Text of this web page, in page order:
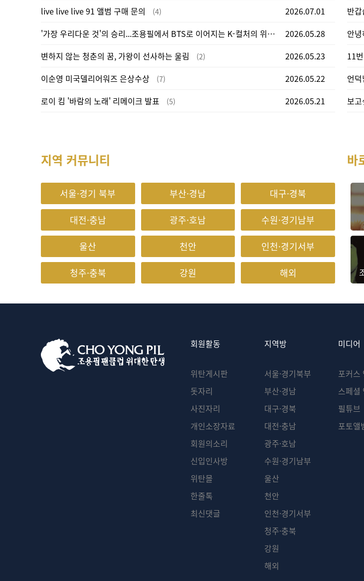
live live live 91 앨범 구매 문의
(4)
2026.07.01
'가장 우리다운 것'의 승리...조용필에서 BTS로 이어지는 K-컬처의 위대한 도전
(4)
2026.05.28
변하지 않는 청춘의 꿈, 가왕이 선사하는 울림
(2)
2026.05.23
이순영 미국델리어워즈 은상수상
(7)
2026.05.22
로이 킴 '바람의 노래' 리메이크 발표
(5) 2026.05.21
반
11
보
지역 커뮤니티
서울·경기 북부 부산·경남
대구·경북
대전·충남
광주·호남
수원·경기남부
울산
천안
인천·경기서부
청주·충북
강원 해외
바
회원활동
위탄게시판
돗자리
사진자리
개인소장자료
회원의소리
신입인사방
위탄몰
한줄톡
최신댓글
지역방
서울·경기북부
부산·경남
대구·경북
대전·충남
광주·호남
수원·경기남부
울산
천안
인천·경기서부
청주·충북
강원
해외
미디어
포커스
스페셜
필튜브
포토앨